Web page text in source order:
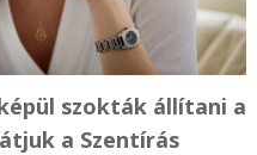
szokták állítani a
a Szentírás